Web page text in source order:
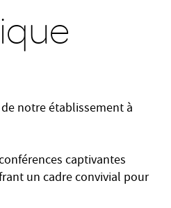
notre établissement à
captivantes
un cadre convivial pour